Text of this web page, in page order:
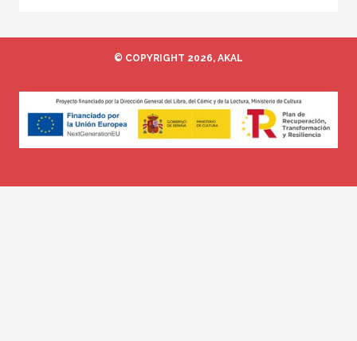
© COPYRIGHT 2026, AKAL